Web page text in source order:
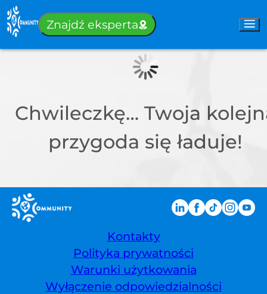
Znajdź eksperta
Chwileczkę… Twoja
przygoda się ładuje!
Kontakty
Polityka prywatności
Warunki użytkowania
Wyłączenie odpowiedzialności